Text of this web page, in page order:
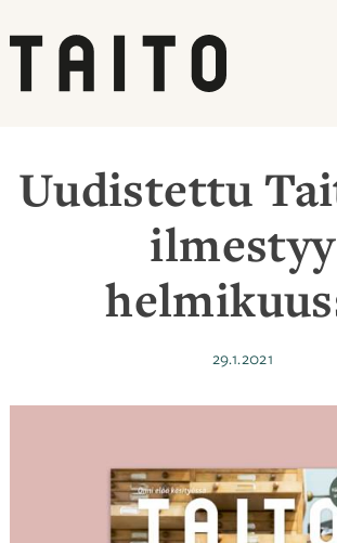
Uudistettu
ilmestyy
Julkaistu
29.1.2021